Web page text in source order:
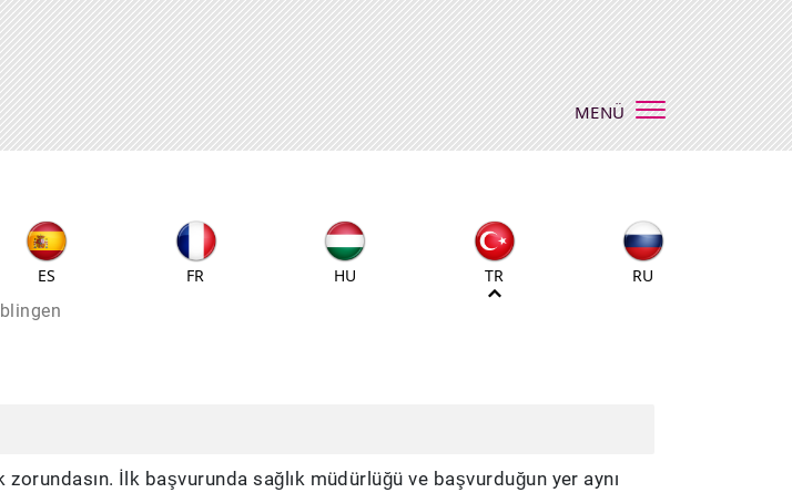
MENÜ
ES FR HU TR RU
İlk başvurunda sağlık müdürlüğü ve başvurduğun yer aynı